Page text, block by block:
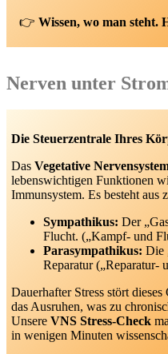
👉Wissen, wo man steht.
Nerven unter
Die Steuerzentrale Ihres
Das Vegetative
lebenswichtigen Funktionen
Immunsystem. Es besteht aus
Sympathikus: Der
Flucht. („Kampf- und
Parasympathikus: Die
Reparatur („Reparatur-
Dauerhafter Stress stört
das Ausruhen, was zu
Unsere VNS Stress-Check
in wenigen Minuten